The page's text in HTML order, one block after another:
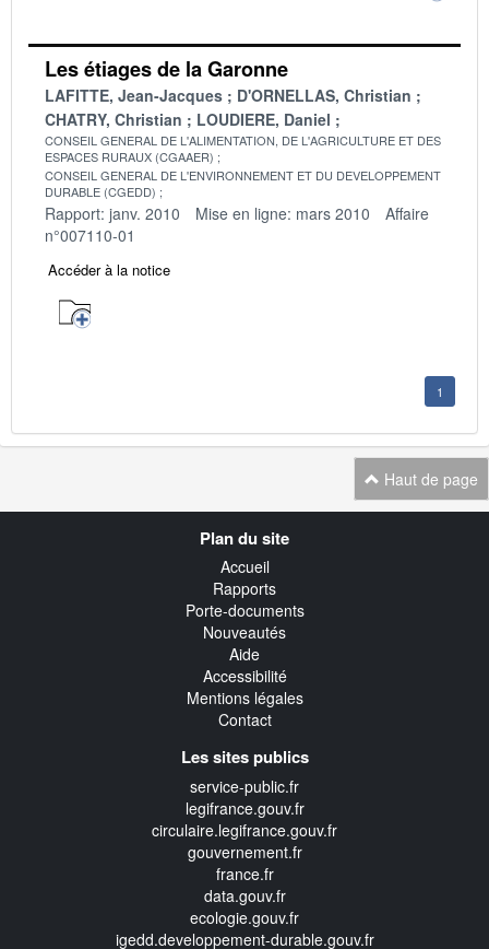
Les étiages de la Garonne
LAFITTE, Jean-Jacques
D'ORNELLAS, Christian
CHATRY, Christian
LOUDIERE, Daniel
CONSEIL GENERAL DE L'ALIMENTATION, DE L'AGRICULTURE ET DES
ESPACES RURAUX (CGAAER)
CONSEIL GENERAL DE L'ENVIRONNEMENT ET DU DEVELOPPEMENT
DURABLE (CGEDD)
Rapport: janv. 2010 Mise en ligne: mars 2010
Affaire
n°007110-01
Accéder à la notice
1
Haut de page
Plan du site
Accueil
Rapports
Porte-documents
Nouveautés
Aide
Accessibilité
Mentions légales
Contact
Les sites publics
service-public.fr
legifrance.gouv.fr
circulaire.legifrance.gouv.fr
gouvernement.fr
france.fr
data.gouv.fr
ecologie.gouv.fr
igedd.developpement-durable.gouv.fr